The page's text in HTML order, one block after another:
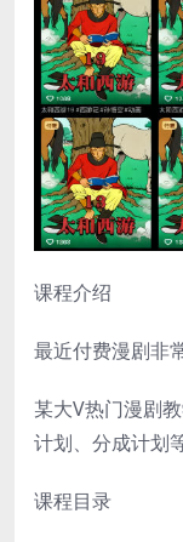
课程介绍
最近付费漫剧非
某大V热门漫剧
计划、分成计划等
课程目录